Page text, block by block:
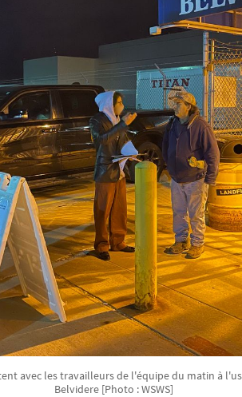
avec les travailleurs de l'équipe du matin à
Belvidere [Photo : WSWS]